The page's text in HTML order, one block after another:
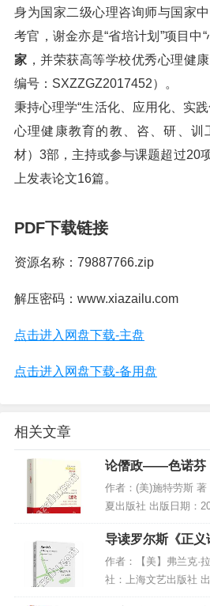
身为国家二级心理咨询师与国家
考官，谢金亦是“省培计划”项目中
家 ，并荣获高等学校优秀心理健
编号：SXZZGZ2017452）。
秉持心理学“生活化、应用化、实
心理健康教育的教、咨、研、训
材）3部，主持或参与课题超过20
上发表论文16篇。
PDF下载链接
资源名称：79887766.zip
解压密码：www.xiazailu.com
点击进入网盘下载-主盘
点击进入网盘下载-备用盘
相关文章
论僭政——色诺芬
劳斯与科耶夫通
作者：(美)施特劳斯
夏出版社 出版日期：
9787522207469 电子
DF...
导读罗尔斯《正义
PDF电子书下载
作者：【美】弗兰克·
社：上海文艺出版社
228 ISBN：